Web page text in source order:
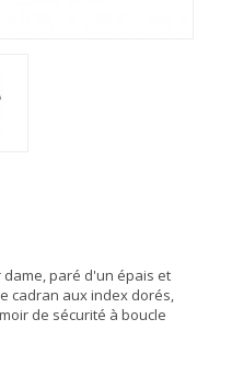
paré d'un épais et
cadran aux index dorés,
de sécurité à boucle